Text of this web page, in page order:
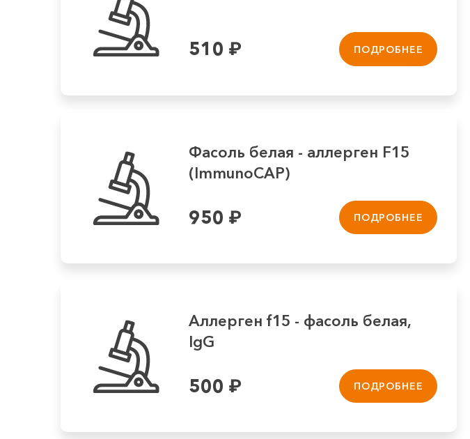
510 ₽ ПОДРОБНЕЕ
Фасоль белая - аллерген F15
(ImmunoCAP)
950 ₽ ПОДРОБНЕЕ
Аллерген f15 - фасоль белая,
IgG
500 ₽ ПОДРОБНЕЕ